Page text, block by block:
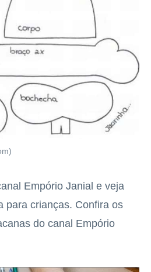
Empório Janial e veja
para crianças. Confira os
do canal Empório